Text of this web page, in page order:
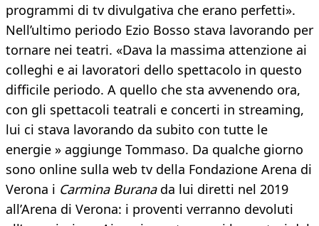
programmi di tv divulgativa che erano perfetti».
Nell’ultimo periodo Ezio Bosso stava lavorando per
tornare nei teatri. «Dava la massima attenzione ai
colleghi e ai lavoratori dello spettacolo in questo
difficile periodo. A quello che sta avvenendo ora,
con gli spettacoli teatrali e concerti in streaming,
lui ci stava lavorando da subito con tutte le
energie » aggiunge Tommaso. Da qualche giorno
sono online sulla web tv della Fondazione Arena di
Verona i Carmina Buranada lui diretti nel 2019
all’Arena di Verona: i proventi verranno devoluti